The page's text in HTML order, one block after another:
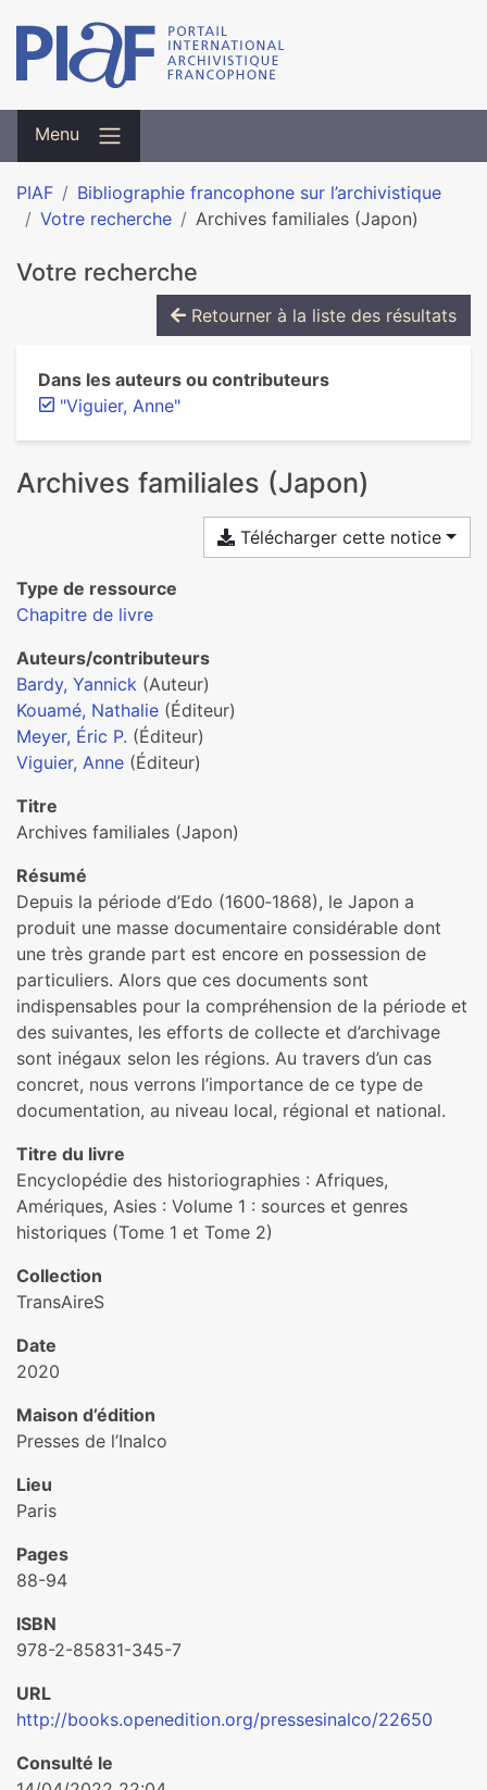
Menu
PIAF
Bibliographie francophone sur l’archivistique
Votre recherche
Archives familiales (Japon)
Votre recherche
Retourner à la liste des résultats
Dans les auteurs ou contributeurs
"Viguier, Anne"
Archives familiales (Japon)
Télécharger cette notice
Type de ressource
Chapitre de livre
Auteurs/contributeurs
Bardy, Yannick (Auteur)
Kouamé, Nathalie (Éditeur)
Meyer, Éric P. (Éditeur)
Viguier, Anne (Éditeur)
Titre
Archives familiales (Japon)
Résumé
Depuis la période d’Edo (1600‑1868), le Japon a
produit une masse documentaire considérable dont
une très grande part est encore en possession de
particuliers. Alors que ces documents sont
indispensables pour la compréhension de la période et
des suivantes, les efforts de collecte et d’archivage
sont inégaux selon les régions. Au travers d’un cas
concret, nous verrons l’importance de ce type de
documentation, au niveau local, régional et national.
Titre du livre
Encyclopédie des historiographies : Afriques,
Amériques, Asies : Volume 1 : sources et genres
historiques (Tome 1 et Tome 2)
Collection
TransAireS
Date
2020
Maison d’édition
Presses de l’Inalco
Lieu
Paris
Pages
88-94
ISBN
978-2-85831-345-7
URL
http://books.openedition.org/pressesinalco/22650
Consulté le